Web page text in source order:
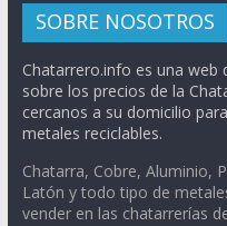
SOBRE NOSOTROS
Chatarrero.info es una
sobre los precios de la
cercanos a su domicilio
metales reciclables.
Chatarra, Cobre, Aluminio,
Latón y todo tipo de
vender en las chatarrerías